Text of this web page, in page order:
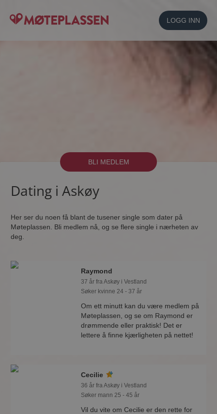
LOGG INN
BLI MEDLEM
Dating i Askøy
Her ser du noen få blant de tusener single som dater på
Møteplassen. Bli medlem nå, og se flere single i nærheten av
deg.
Raymond
37 år fra Askøy i Vestland
Søker kvinne 24 - 37 år
Om ett minutt kan du være medlem på
Møteplassen, og se om Raymond er
drømmende eller praktisk! Det er
lettere å finne kjærligheten på nettet!
Cecilie
36 år fra Askøy i Vestland
Søker mann 25 - 45 år
Vil du vite om Cecilie er den rette for